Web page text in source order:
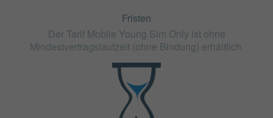
Fristen
Der Tarif Mobile Young Sim Only ist ohne
Mindestvertragslaufzeit (ohne Bindung) erhältlich.